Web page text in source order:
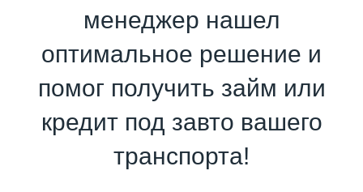
менеджер нашел
оптимальное решение и
помог получить займ или
кредит под завто вашего
транспорта!